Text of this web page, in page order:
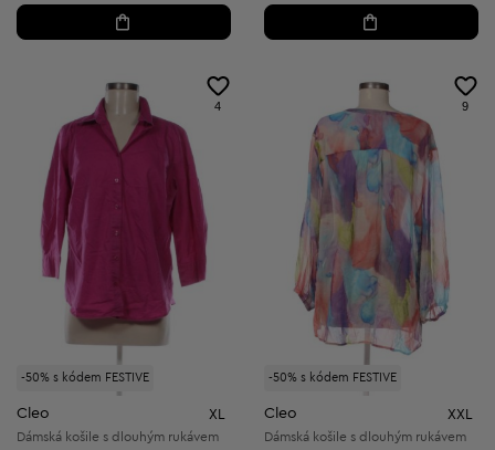
-50% s kódem FESTIVE
4
Cleo XL
Dámská košile s dlouhým rukávem
-50% s kódem FESTIVE
9
Cleo XXL
Dámská košile s dlouhým rukávem